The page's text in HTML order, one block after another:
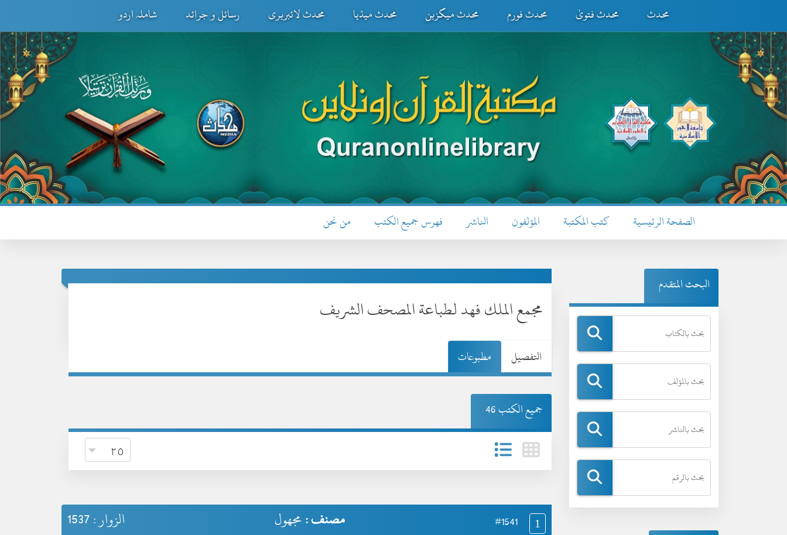
محدث محدث فتویٰ محدث فورم محدث میگزین محدث میڈیا محدث لائبریری رسائل و جرائد شاملہ اردو
الصفحة الرئيسية كتب المكتبة المؤلفون الناشر فهرس جميع الكتب من نحن
مجمع الملك فهد لطباعة المصحف الشريف
التفصيل مطبوعات
جميع الكتب 46
1
#1541 مصنف :مجهول الزوار : 1537
البحث المتقدم